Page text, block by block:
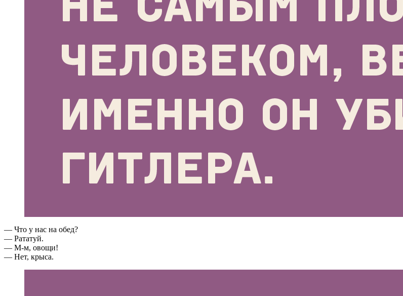
— Что у нас на обед?
— Рататуй.
— М-м, овощи!
— Нет, крыса.